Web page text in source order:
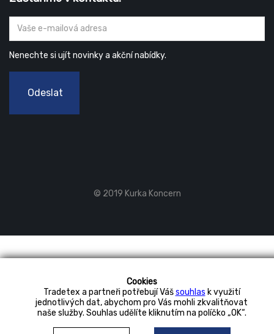
Cookies
Tradetex a partneři potřebují Vášsouhlas k využití
jednotlivých dat, abychom pro Vás mohli zkvalitňovat
naše služby. Souhlas udělíte kliknutím na políčko „OK“.
Nenechte si ujít novinky a akční nabídky.
Odeslat
© 2019 Kurka Koncern